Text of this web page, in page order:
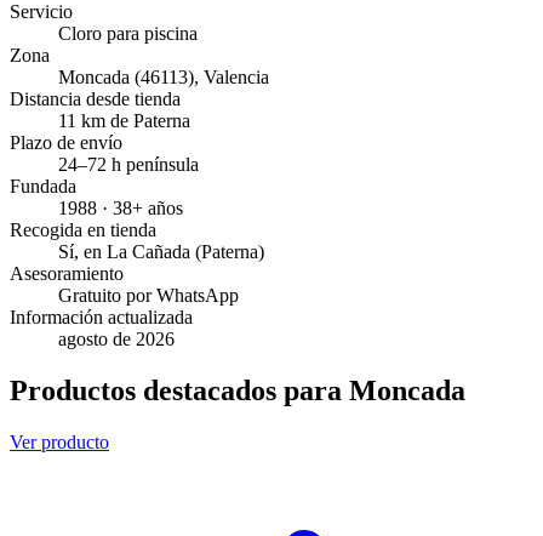
Servicio
Cloro para piscina
Zona
Moncada (46113), Valencia
Distancia desde tienda
11 km de Paterna
Plazo de envío
24–72 h península
Fundada
1988 · 38+ años
Recogida en tienda
Sí, en La Cañada (Paterna)
Asesoramiento
Gratuito por WhatsApp
Información actualizada
agosto de 2026
Productos destacados para Moncada
Ver producto